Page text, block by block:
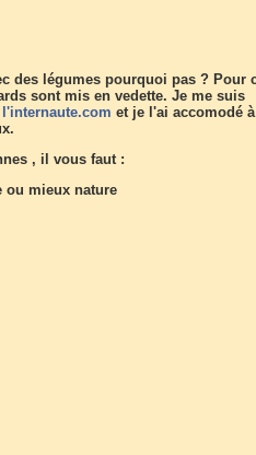
des légumes pourquoi pas ? Pour
sont mis en vedette. Je me suis
l'internaute.com et je l'ai accomodé
, il vous faut :
ou mieux nature